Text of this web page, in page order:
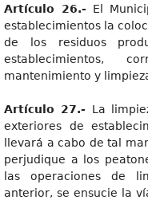
Artículo 26.- El
establecimientos la
de los residuos
establecimientos,
mantenimiento y
Artículo 27.- La
exteriores de
llevará a cabo de tal
perjudique a los
las operaciones de
anterior, se ensucie la